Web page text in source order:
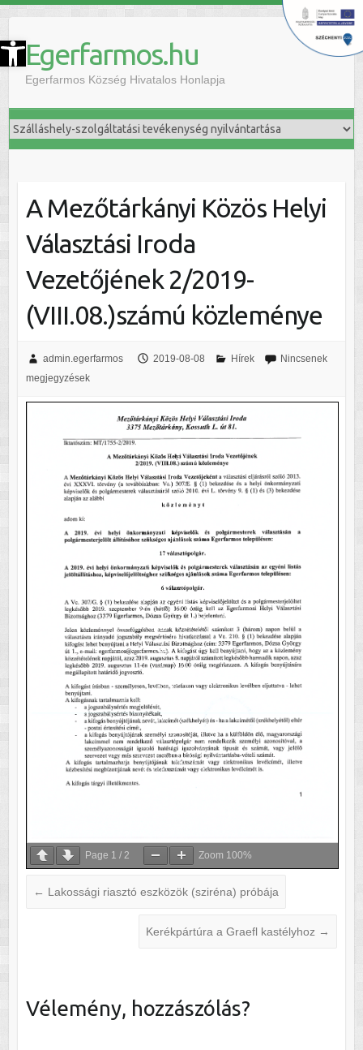
Eszköztár megnyitása Egerfarmos.hu
Egerfarmos Község Hivatalos Honlapja
A Mezőtárkányi Közös Helyi
Választási Iroda
Vezetőjének 2/2019-
(VIII.08.)számú közleménye
admin.egerfarmos 2019-08-08 Hírek
Nincsenek
megjegyzések
Page 1 / 2 Zoom 100%
← Lakossági riasztó eszközök (sziréna) próbája
Kerékpártúra a Graefl kastélyhoz →
Vélemény, hozzászólás?